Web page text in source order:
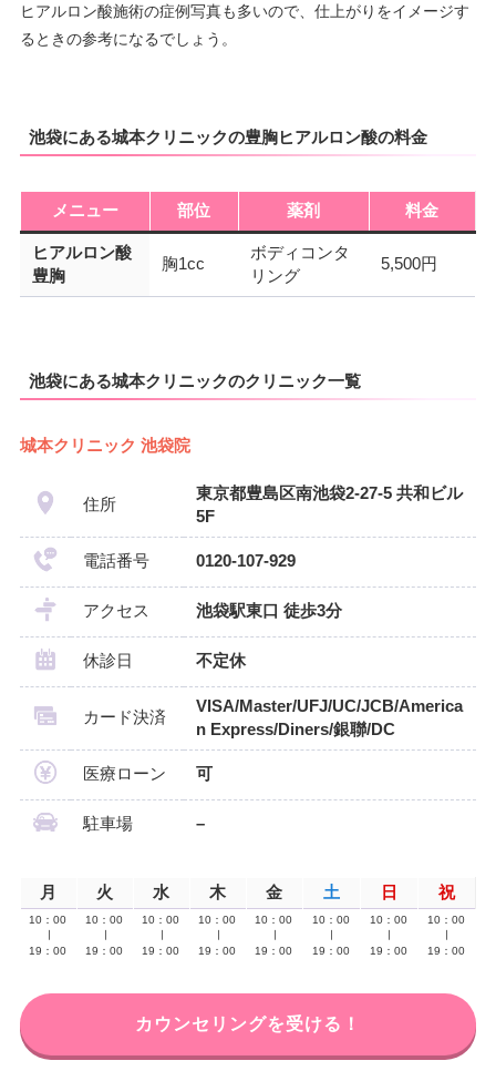
ヒアルロン酸施術の症例写真も多いので、仕上がりをイメージす
るときの参考になるでしょう。
池袋にある城本クリニックの豊胸ヒアルロン酸の料金
メニュー 部位 薬剤 料金
ヒアルロン酸
豊胸
胸1cc
ボディコンタ
リング
5,500円
池袋にある城本クリニックのクリニック一覧
城本クリニック 池袋院
住所
東京都豊島区南池袋2-27-5 共和ビル
5F
電話番号 0120-107-929
アクセス 池袋駅東口 徒歩3分
休診日 不定休
カード決済
VISA/Master/UFJ/UC/JCB/America
n Express/Diners/銀聯/DC
医療ローン 可
駐車場 –
月 火 水 木 金 土 日 祝
10：00
19：00
10：00
19：00
10：00
19：00
10：00
19：00
10：00
19：00
10：00
19：00
10：00
19：00
10：00
19：00
カウンセリングを受ける！